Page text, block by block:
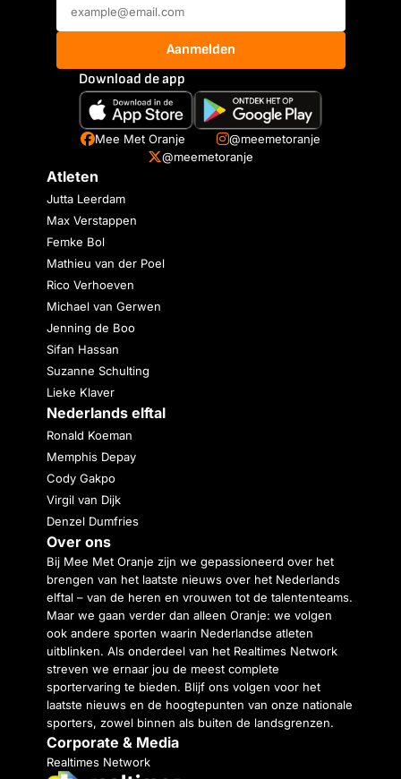
Aanmelden
Download de app
Mee Met Oranje
@meemetoranje
@meemetoranje
Atleten
Jutta Leerdam
Max Verstappen
Femke Bol
Mathieu van der Poel
Rico Verhoeven
Michael van Gerwen
Jenning de Boo
Sifan Hassan
Suzanne Schulting
Lieke Klaver
Nederlands elftal
Ronald Koeman
Memphis Depay
Cody Gakpo
Virgil van Dijk
Denzel Dumfries
Over ons
Bij Mee Met Oranje zijn we gepassioneerd over het
brengen van het laatste nieuws over het Nederlands
elftal – van de heren en vrouwen tot de talententeams.
Maar we gaan verder dan alleen Oranje: we volgen
ook andere sporten waarin Nederlandse atleten
uitblinken. Als onderdeel van het Realtimes Network
streven we ernaar jou de meest complete
sportervaring te bieden. Blijf ons volgen voor het
laatste nieuws en de hoogtepunten van onze nationale
sporters, zowel binnen als buiten de landsgrenzen.
Corporate & Media
Realtimes Network